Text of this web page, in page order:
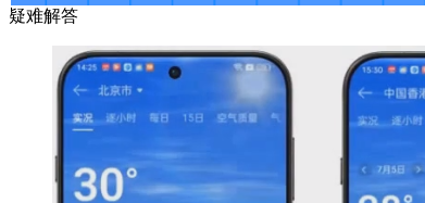
疑难解答